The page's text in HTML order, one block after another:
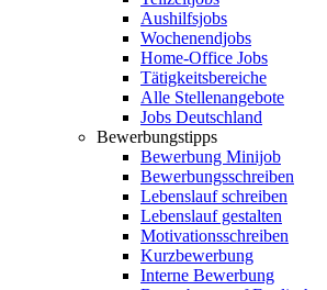
Aushilfsjobs
Wochenendjobs
Home-Office Jobs
Tätigkeitsbereiche
Alle Stellenangebote
Jobs Deutschland
Bewerbungstipps
Bewerbung Minijob
Bewerbungsschreiben
Lebenslauf schreiben
Lebenslauf gestalten
Motivationsschreiben
Kurzbewerbung
Interne Bewerbung